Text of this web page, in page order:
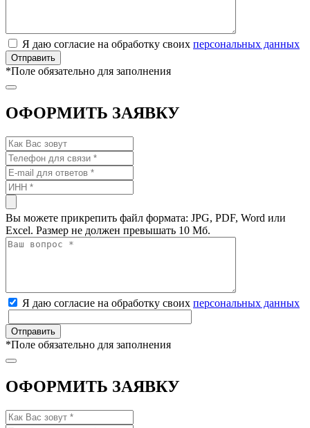
Я даю согласие на обработку своих персональных данных
*Поле обязательно для заполнения
ОФОРМИТЬ ЗАЯВКУ
Вы можете прикрепить файл формата: JPG, PDF, Word или
Excel. Размер не должен превышать 10 Мб.
Я даю согласие на обработку своих персональных данных
*Поле обязательно для заполнения
ОФОРМИТЬ ЗАЯВКУ